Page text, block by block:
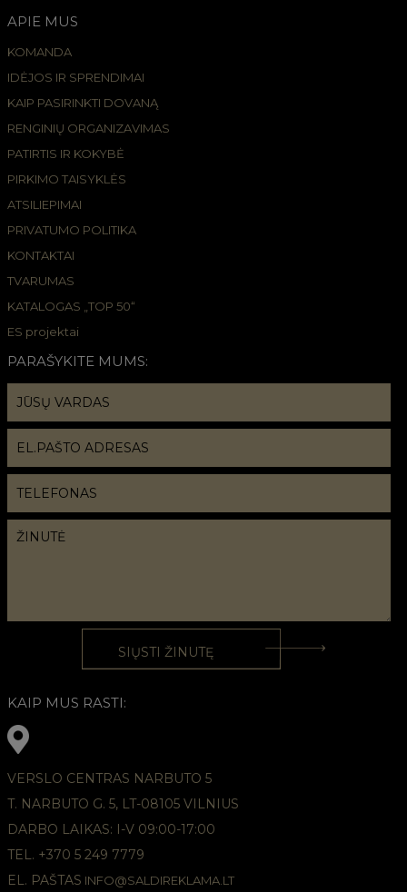
APIE MUS
KOMANDA
IDĖJOS IR SPRENDIMAI
KAIP PASIRINKTI DOVANĄ
RENGINIŲ ORGANIZAVIMAS
PATIRTIS IR KOKYBĖ
PIRKIMO TAISYKLĖS
ATSILIEPIMAI
PRIVATUMO POLITIKA
KONTAKTAI
TVARUMAS
KATALOGAS „TOP 50“
ES projektai
PARAŠYKITE MUMS:
KAIP MUS RASTI:
VERSLO CENTRAS NARBUTO 5
T. NARBUTO G. 5, LT-08105 VILNIUS
DARBO LAIKAS: I-V 09:00-17:00
TEL. +370 5 249 7779
EL. PAŠTAS INFO@SALDIREKLAMA.LT